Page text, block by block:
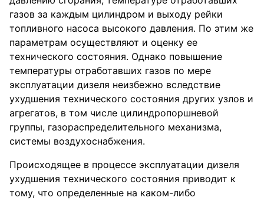
газов за каждым цилиндром и выходу рейки
топливного насоса высокого давления. По этим же
параметрам осуществляют и оценку ее
технического состояния. Однако повышение
температуры отработавших газов по мере
эксплуатации дизеля неизбежно вследствие
ухудшения технического состояния других узлов и
агрегатов, в том числе цилиндропоршневой
группы, газораспределительного механизма,
системы воздухоснабжения.
Происходящее в процессе эксплуатации дизеля
ухудшения технического состояния приводит к
тому, что определенные на каком-либо